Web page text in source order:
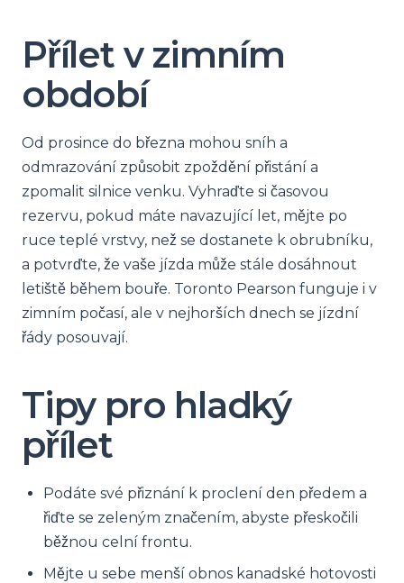
Přílet v zimním
období
Od prosince do března mohou sníh a
odmrazování způsobit zpoždění přistání a
zpomalit silnice venku. Vyhraďte si časovou
rezervu, pokud máte navazující let, mějte po
ruce teplé vrstvy, než se dostanete k obrubníku,
a potvrďte, že vaše jízda může stále dosáhnout
letiště během bouře. Toronto Pearson funguje i v
zimním počasí, ale v nejhorších dnech se jízdní
řády posouvají.
Tipy pro hladký
přílet
Podáte své přiznání k proclení den předem a
řiďte se zeleným značením, abyste přeskočili
běžnou celní frontu.
Mějte u sebe menší obnos kanadské hotovosti